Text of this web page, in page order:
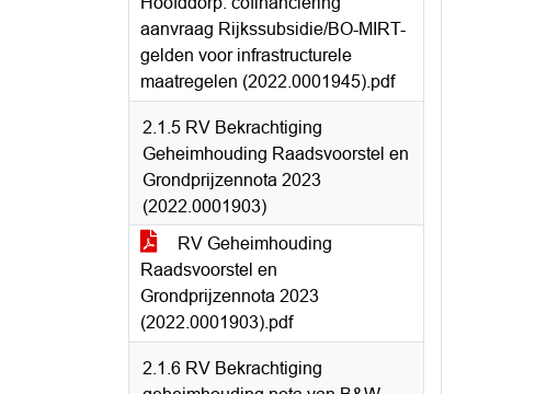
aanvraag Rijkssubsidie/BO-MIRT-
gelden voor infrastructurele
maatregelen (2022.0001945).pdf
2.1.5 RV Bekrachtiging
Geheimhouding Raadsvoorstel en
Grondprijzennota 2023
(2022.0001903)
RV Geheimhouding
Raadsvoorstel en
Grondprijzennota 2023
(2022.0001903).pdf
2.1.6 RV Bekrachtiging